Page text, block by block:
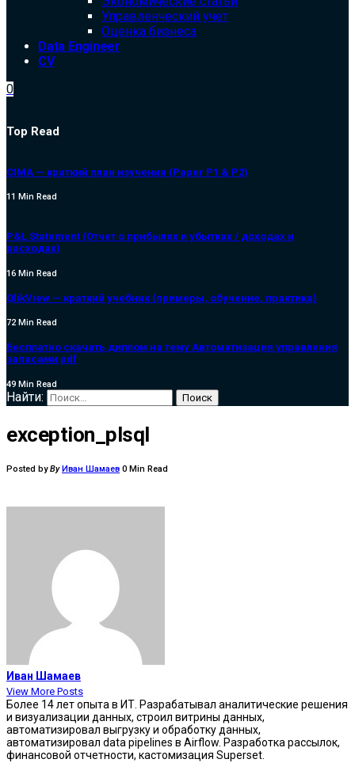
Управленческий учет
Оценка бизнеса
Data Engineer
CV
0
Top Read
CIMA — краткий план изучения (Paper P1 & P2)
11 Min Read
P&L Statement (Отчет о прибылях и убытках / доходах и
расходах)
16 Min Read
QlikView — краткий учебник (примеры, обучение, практика)
72 Min Read
Бесплатно скачать диплом на тему Автоматизация управления
запасами pdf
49 Min Read
Найти:
exception_plsql
Posted by ByИван Шамаев 0 Min Read
Иван Шамаев
View More Posts
Более 14 лет опыта в ИТ. Разрабатывал аналитические решения
и визуализации данных, строил витрины данных,
автоматизировал выгрузку и обработку данных,
автоматизировал data pipelines в Airflow. Разработка рассылок,
финансовой отчетности, кастомизация Superset.